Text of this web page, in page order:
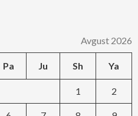
Avgust 2026
Pa Ju Sh Ya
1 2